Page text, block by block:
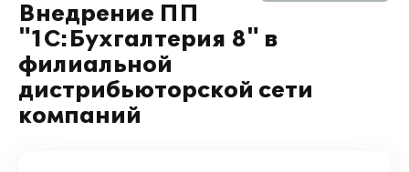
Внедрение ПП
"1С:Бухгалтерия 8" в
филиальной
дистрибьюторской сети
компаний